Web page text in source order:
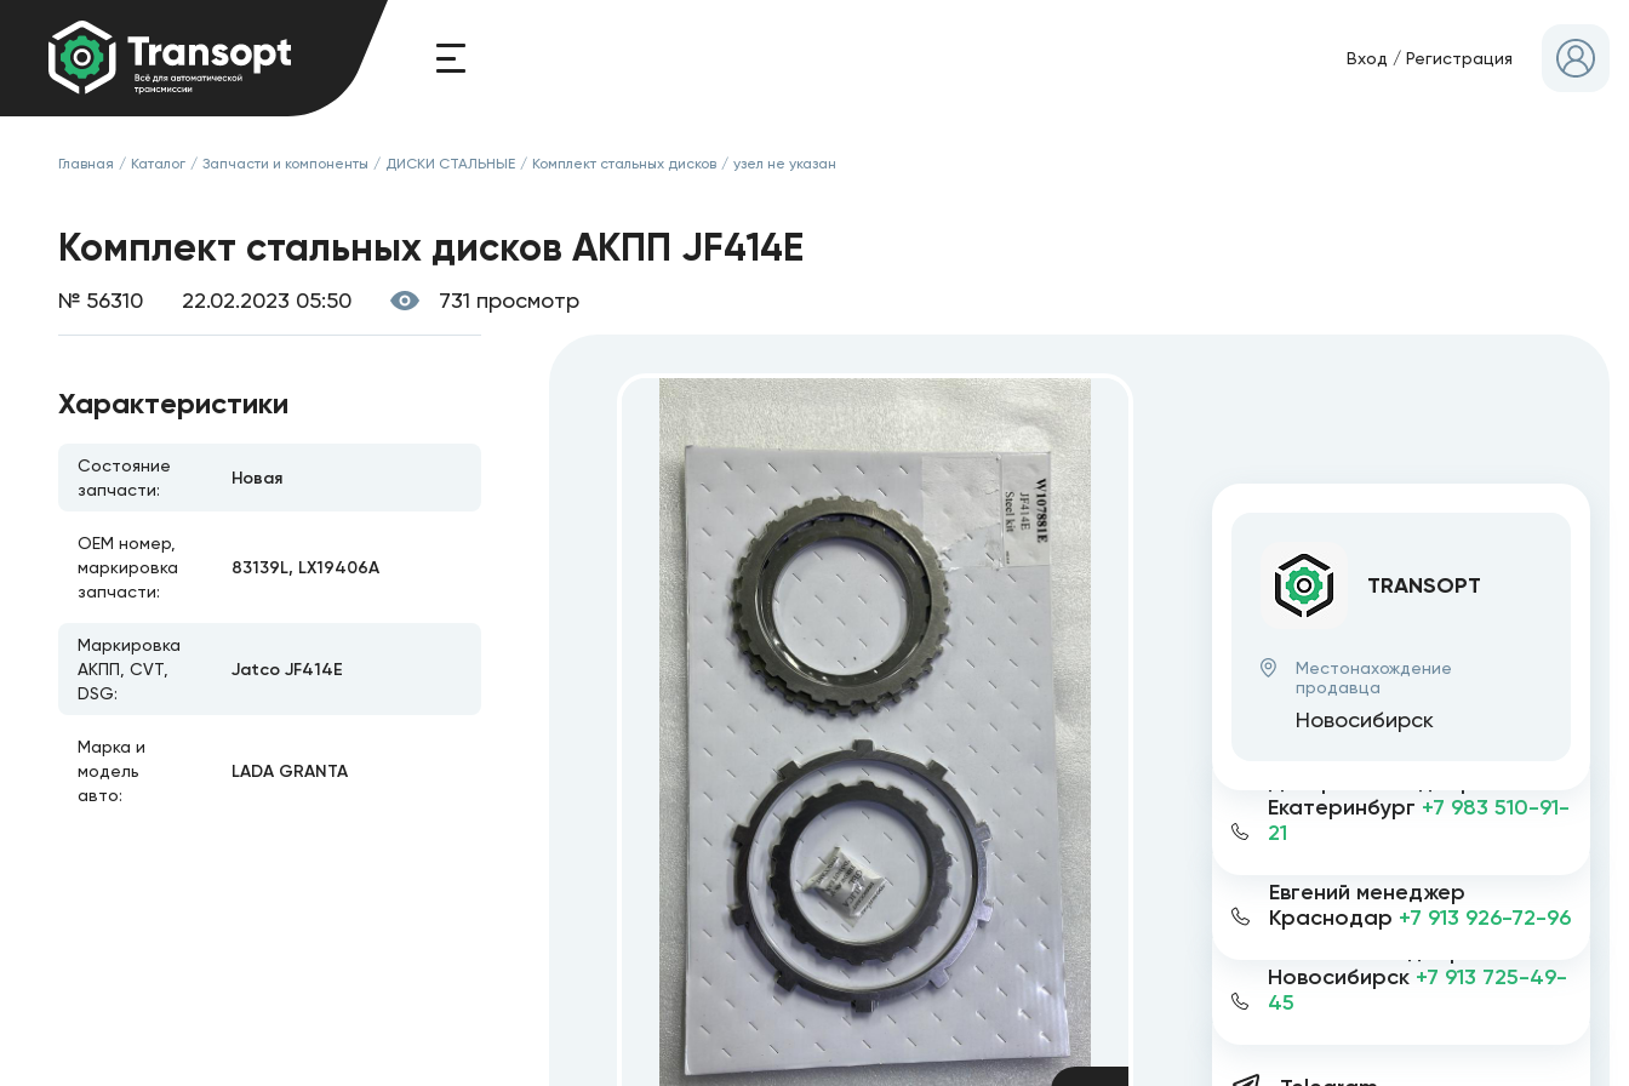
Вход /Регистрация
Главная / Каталог / Запчасти и компоненты / ДИСКИ СТАЛЬНЫЕ / Комплект стальных дисков / узел не указан
Комплект стальных дисков АКПП JF414E
№ 56310 22.02.2023 05:50 731 просмотр
Характеристики
Состояние
запчасти:
Новая
ОЕМ номер,
маркировка
запчасти:
83139L, LX19406A
Маркировка
АКПП, CVT,
DSG:
Jatco JF414E
Марка и
модель
авто:
LADA GRANTA
Новосибирск +7 913 725-49-
45
Евгений менеджер
Краснодар +7 913 926-72-96
Екатеринбург +7 983 510-91-
21
TRANSOPT
Местонахождение
продавца
Новосибирск